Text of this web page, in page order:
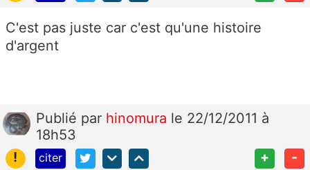
C'est pas juste car c'est qu'une histoire
d'argent
Publié par hinomura le 22/12/2011 à
18h53
!
citer + -